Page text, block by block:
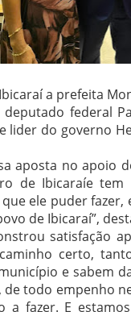
a prefeita
federal
lider do governo
aposta no apoio
de Ibicaraíe
ele puder
de Ibicaraí”,
satisfação
certo,
e sabem
todo empenho
a fazer. E